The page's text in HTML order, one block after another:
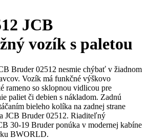
JCB
vozík s paletou
Bruder 02512 nesmie chýbať v žiadnom
. Vozík má funkčné výškovo
rameno so sklopnou vidlicou pre
paliet či debien s nákladom. Zadnú
bieleho kolíka na zadnej strane
JCB Bruder02512. Riaditeľný
30-19 Bruder ponúka v modernej kabíne
BWORLD.